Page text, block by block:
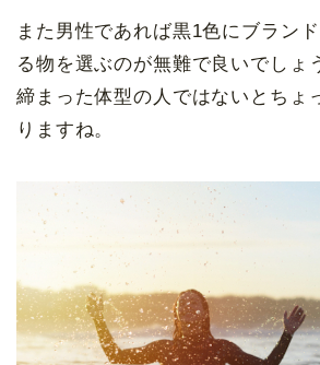
また男性であれば黒1色にブラン
る物を選ぶのが無難で良いでしょ
締まった体型の人ではないとちょ
りますね。